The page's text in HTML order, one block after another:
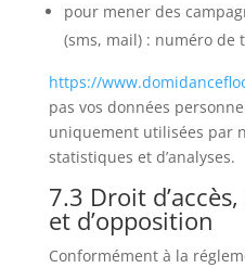
pour mener des
(sms, mail) : numéro de
https://
pas vos données
uniquement utilisées par
statistiques et d’analyses.
7.3 Droit
et d’opposition
Conformément à la